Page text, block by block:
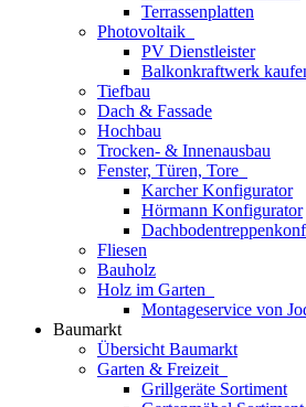
Terrassenplatten
Photovoltaik
PV Dienstleister
Balkonkraftwerk
Tiefbau
Dach & Fassade
Hochbau
Trocken- & Innenausbau
Fenster, Türen, Tore
Karcher Konfigurator
Hörmann Konfigurator
Fliesen
Bauholz
Holz im Garten
Montageservice von
Baumarkt
Übersicht Baumarkt
Garten & Freizeit
Grillgeräte Sortiment